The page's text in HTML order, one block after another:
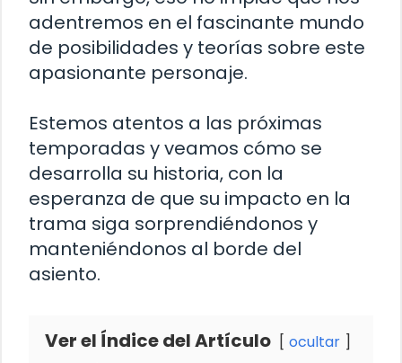
adentremos en el fascinante mundo
de posibilidades y teorías sobre este
apasionante personaje.
Estemos atentos a las próximas
temporadas y veamos cómo se
desarrolla su historia, con la
esperanza de que su impacto en la
trama siga sorprendiéndonos y
manteniéndonos al borde del
asiento.
Ver el Índice del Artículo ocultar